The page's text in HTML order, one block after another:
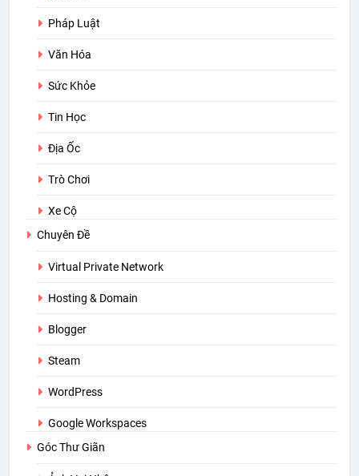
Pháp Luật
Văn Hóa
Sức Khỏe
Tin Học
Địa Ốc
Trò Chơi
Xe Cộ
Chuyên Đề
Virtual Private Network
Hosting & Domain
Blogger
Steam
WordPress
Google Workspaces
Góc Thư Giãn